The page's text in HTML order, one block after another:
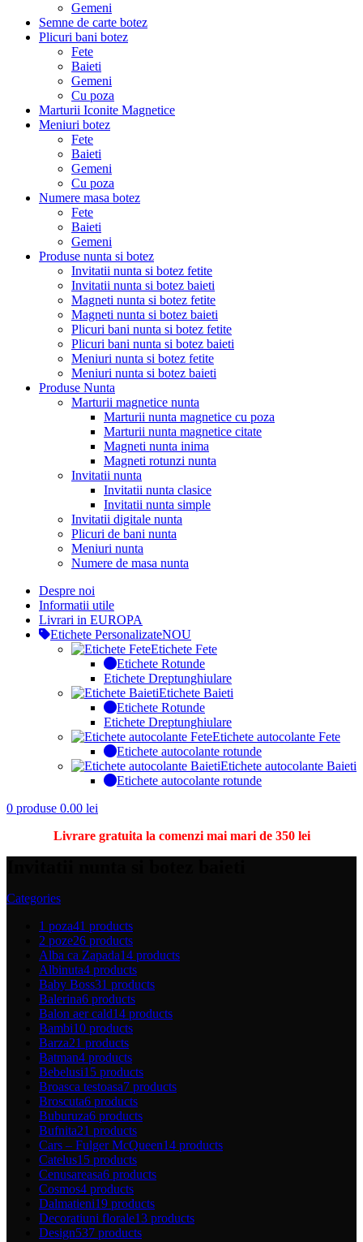
Gemeni
Semne de carte botez
Plicuri bani botez
Fete
Baieti
Gemeni
Cu poza
Marturii Iconite Magnetice
Meniuri botez
Fete
Baieti
Gemeni
Cu poza
Numere masa botez
Fete
Baieti
Gemeni
Produse nunta si botez
Invitatii nunta si botez fetite
Invitatii nunta si botez baieti
Magneti nunta si botez fetite
Magneti nunta si botez baieti
Plicuri bani nunta si botez fetite
Plicuri bani nunta si botez baieti
Meniuri nunta si botez fetite
Meniuri nunta si botez baieti
Produse Nunta
Marturii magnetice nunta
Marturii nunta magnetice cu poza
Marturii nunta magnetice citate
Magneti nunta inima
Magneti rotunzi nunta
Invitatii nunta
Invitatii nunta clasice
Invitatii nunta simple
Invitatii digitale nunta
Plicuri de bani nunta
Meniuri nunta
Numere de masa nunta
Despre noi
Informatii utile
Livrari in EUROPA
Etichete PersonalizateNOU
Etichete Fete
Etichete Rotunde
Etichete Dreptunghiulare
Etichete Baieti
Etichete Rotunde
Etichete Dreptunghiulare
Etichete autocolante Fete
Etichete autocolante rotunde
Etichete autocolante Baieti
Etichete autocolante rotunde
0 produse 0.00 lei
Livrare gratuita la comenzi mai mari de 350 lei
Categories
1 poza41 products
2 poze26 products
Alba ca Zapada14 products
Albinuta4 products
Baby Boss31 products
Balerina6 products
Balon aer cald14 products
Bambi10 products
Barza21 products
Batman4 products
Bebelusi15 products
Broasca testoasa7 products
Broscuta6 products
Buburuza6 products
Bufnita21 products
Cars – Fulger McQueen14 products
Catelus15 products
Cenusareasa6 products
Cosmos4 products
Dalmatieni19 products
Decoratiuni florale13 products
Design537 products